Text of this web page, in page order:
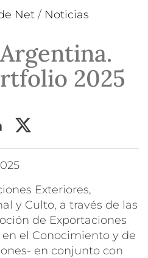
Net / Noticias
2025
Exteriores,
y Culto, a través de las
de Exportaciones
el Conocimiento y de
en conjunto con